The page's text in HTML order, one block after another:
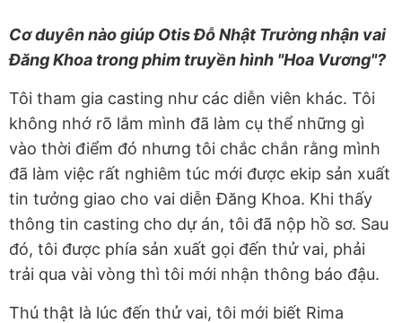
Cơ duyên nào giúp Otis Đỗ Nhật Trường nhận vai
Đăng Khoa trong phim truyền hình "Hoa Vương"?
Tôi tham gia casting như các diễn viên khác. Tôi
không nhớ rõ lắm mình đã làm cụ thể những gì
vào thời điểm đó nhưng tôi chắc chắn rằng mình
đã làm việc rất nghiêm túc mới được ekip sản xuất
tin tưởng giao cho vai diễn Đăng Khoa. Khi thấy
thông tin casting cho dự án, tôi đã nộp hồ sơ. Sau
đó, tôi được phía sản xuất gọi đến thử vai, phải
trải qua vài vòng thì tôi mới nhận thông báo đậu.
Thú thật là lúc đến thử vai, tôi mới biết Rima